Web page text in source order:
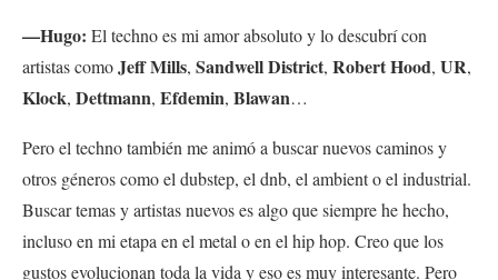
—Hugo: El techno es mi amor absoluto y lo descubrí con
artistas comoJeff Mills, Sandwell District, Robert Hood, UR,
Klock, Dettmann, Efdemin, Blawan…
Pero el techno también me animó a buscar nuevos caminos y
otros géneros como el dubstep, el dnb, el ambient o el industrial.
Buscar temas y artistas nuevos es algo que siempre he hecho,
incluso en mi etapa en el metal o en el hip hop. Creo que los
gustos evolucionan toda la vida y eso es muy interesante. Pero